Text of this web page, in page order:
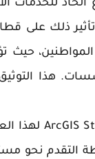
ذلك على
حيث
هذا
التقدم نحو